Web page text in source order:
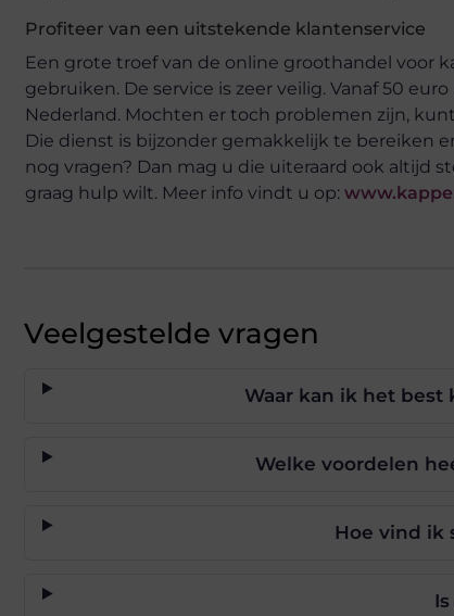
Profiteer van een uitstekende klantenservice
Een grote troef van de online groothandel voor
gebruiken. De service is zeer veilig. Vanaf 50
Nederland. Mochten er toch problemen zijn,
Die dienst is bijzonder gemakkelijk te bereiken
nog vragen? Dan mag u die uiteraard ook altijd
graag hulp wilt. Meer info vindt u op:
Veelgestelde vragen
Waar kan ik het
Welke voordelen
Hoe vind ik